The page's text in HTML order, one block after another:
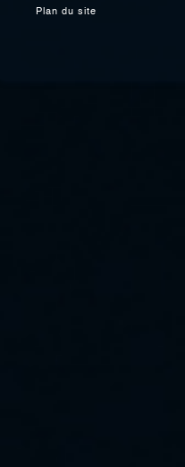
Plan du site